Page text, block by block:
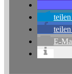
teilen
teilen
E-